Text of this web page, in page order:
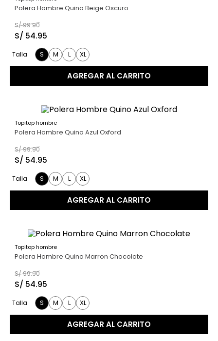
Polera Hombre Quino Beige Oscuro
S/99.90
S/ 54.95
Talla S M L XL
AGREGAR AL CARRITO
45 %
Topitop hombre
Polera Hombre Quino Azul Oxford
S/99.90
S/ 54.95
Talla S M L XL
AGREGAR AL CARRITO
45 %
Topitop hombre
Polera Hombre Quino Marron Chocolate
S/99.90
S/ 54.95
Talla S M L XL
AGREGAR AL CARRITO